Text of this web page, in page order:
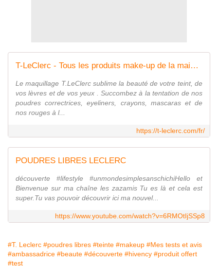
T-LeClerc - Tous les produits make-up de la maison iconique
Le maquillage T.LeClerc sublime la beauté de votre teint, de
vos lèvres et de vos yeux . Succombez à la tentation de nos
poudres correctrices, eyeliners, crayons, mascaras et de
nos rouges à l...
https://t-leclerc.com/fr/
POUDRES LIBRES LECLERC
découverte #lifestyle #unmondesimplesanschichiHello et
Bienvenue sur ma chaîne les zazamis Tu es là et cela est
super.Tu vas pouvoir découvrir ici ma nouvel...
https://www.youtube.com/watch?v=6RMOtIjSSp8
#T. Leclerc #poudres libres #teinte #makeup #Mes tests et avis
#ambassadrice #beaute #découverte #hivency #produit offert
#test